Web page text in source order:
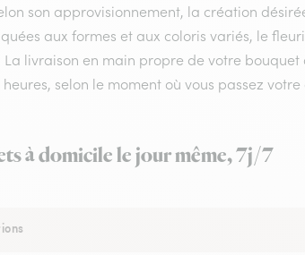
son approvisionnement, la création
aux formes et aux coloris variés, le
livraison en main propre de votre bouquet
selon le moment où vous passez
à domicile le jour même, 7j/7